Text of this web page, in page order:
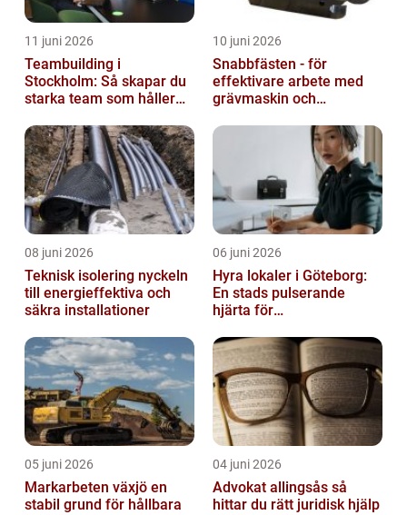
11 juni 2026
Teambuilding i
Stockholm: Så skapar du
starka team som håller
10 juni 2026
Snabbfästen - för
effektivare arbete med
grävmaskin och
08 juni 2026
Teknisk isolering nyckeln
till energieffektiva och
säkra installationer
06 juni 2026
Hyra lokaler i Göteborg:
En stads pulserande
hjärta för
05 juni 2026
Markarbeten växjö en
stabil grund för hållbara
04 juni 2026
Advokat allingsås så
hittar du rätt juridisk hjälp